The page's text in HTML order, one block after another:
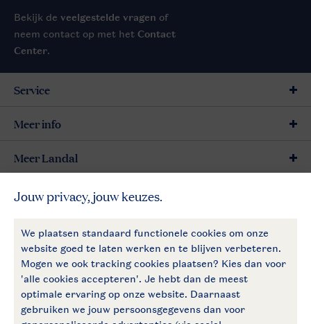
Bekijk de veelgestelde vragen of
neem contact op met het Contact
Center.
Follow Us
facebookinstagram
Service
Meer info
Meer Landal
Betaalmogelijkheden